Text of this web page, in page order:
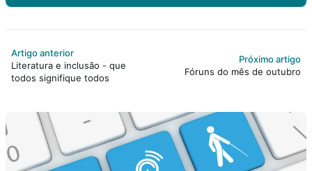
Artigo anterior
Literatura e inclusão - que
todos signifique todos
Próximo artigo
Fóruns do mês de outubro